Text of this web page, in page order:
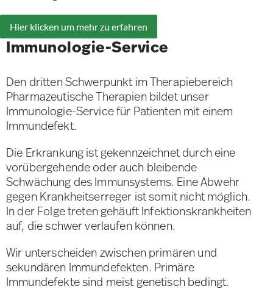
Hier klicken um mehr zu erfahren
Immunologie-Service
Den dritten Schwerpunkt im Therapiebereich
Pharmazeutische Therapien bildet unser
Immunologie-Service für Patienten mit einem
Immundefekt.
Die Erkrankung ist gekennzeichnet durch eine
vorübergehende oder auch bleibende
Schwächung des Immunsystems. Eine Abwehr
gegen Krankheitserreger ist somit nicht möglich.
In der Folge treten gehäuft Infektionskrankheiten
auf, die schwer verlaufen können.
Wir unterscheiden zwischen primären und
sekundären Immundefekten. Primäre
Immundefekte sind meist genetisch bedingt.